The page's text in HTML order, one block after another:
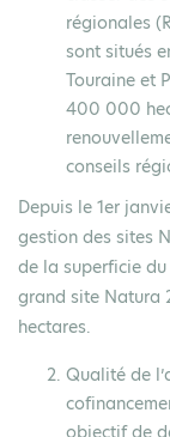
régionales
sont situés
Touraine et
400 000
conseils
Depuis le 1er
gestion des sites
de la superficie
grand site Natura
hectares.
Qualité de
objectif de